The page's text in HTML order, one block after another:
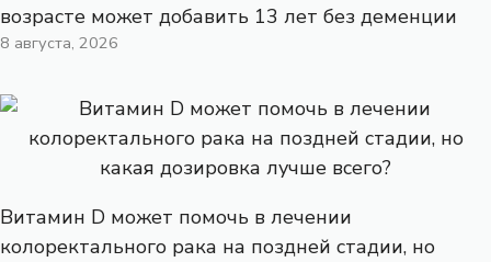
возрасте может добавить 13 лет без деменции
8 августа, 2026
Витамин D может помочь в лечении
колоректального рака на поздней стадии, но